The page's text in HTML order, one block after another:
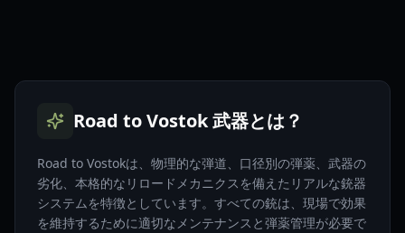
Road to Vostok 武器とは？
Road to Vostokは、物理的な弾道、口径別の弾薬、武器の
劣化、本格的なリロードメカニクスを備えたリアルな銃器
システムを特徴としています。すべての銃は、現場で効果
を維持するために適切なメンテナンスと弾薬管理が必要で